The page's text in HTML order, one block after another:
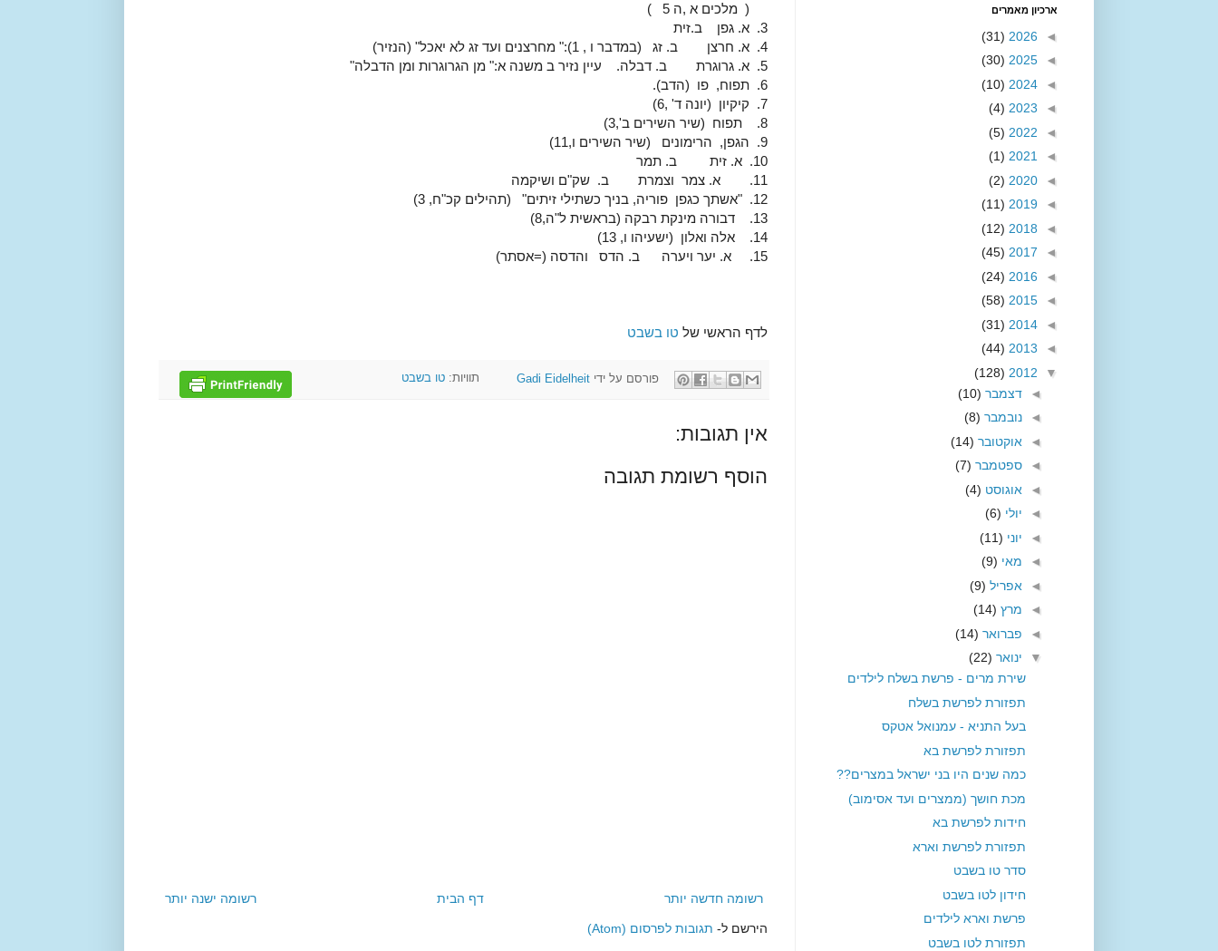
( מלכים א ,ה 5 )
3. א. גפן ב.זית
4. א. חרצן ב. זג (במדבר ו , 1):" מחרצנים ועד זג לא יאכל" (הנזיר)
5. א. גרוגרת ב. דבלה. עיין נזיר ב משנה א:" מן הגרוגרות ומן הדבלה"
6. תפוח, פו (הדב).
7. קיקיון (יונה ד' ,6)
8. תפוח (שיר השירים ב',3)
9. הגפן, הרימונים (שיר השירים ו,11)
10. א. זית ב. תמר
11. א. צמר וצמרת ב. שק"ם ושיקמה
12. "אשתך כגפן פוריה, בניך כשתילי זיתים" (תהילים קכ"ח, 3)
13. דבורה מינקת רבקה (בראשית ל"ה,8)
14. אלה ואלון (ישעיהו ו, 13)
15. א. יער ויערה ב. הדס והדסה (=אסתר)
לדף הראשי של טו בשבט
פורסם על ידי Gadi Eidelheit תוויות:טו בשבט
אין תגובות:
הוסף רשומת תגובה
רשומה חדשה יותר רשומה ישנה יותר דף הבית
הירשם ל- תגובות לפרסום (Atom)
ארכיון מאמרים
◄
2026
(31)
◄
2025
(30)
◄
2024
(10)
◄
2023
(4)
◄
2022
(5)
◄
2021
(1)
◄
2020
(2)
◄
2019
(11)
◄
2018
(12)
◄
2017
(45)
◄
2016
(24)
◄
2015
(58)
◄
2014
(31)
◄
2013
(44)
▼
2012
(128)
◄ דצמבר (10)
◄ נובמבר (8)
◄ אוקטובר (14)
◄ ספטמבר (7)
◄ אוגוסט (4)
◄ יולי (6)
◄ יוני (11)
◄ מאי (9)
◄ אפריל (9)
◄ מרץ (14)
◄ פברואר (14)
▼ ינואר (22)
שירת מרים - פרשת בשלח לילדים
תפזורת לפרשת בשלח
בעל התניא - עמנואל אטקס
תפזורת לפרשת בא
כמה שנים היו בני ישראל במצרים??
מכת חושך (ממצרים ועד אסימוב)
חידות לפרשת בא
תפזורת לפרשת וארא
סדר טו בשבט
חידון לטו בשבט
פרשת וארא לילדים
תפזורת לטו בשבט